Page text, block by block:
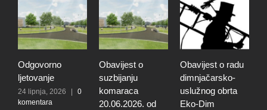
Odgovorno
ljetovanje
24 lipnja, 2026
0
komentara
Obavijest o
suzbijanju
komaraca
20.06.2026. od
Obavijest o radu
dimnjačarsko-
uslužnog obrta
Eko-Dim